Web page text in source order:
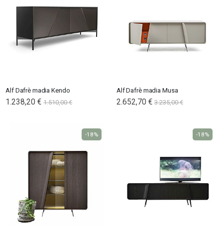
Alf Dafrè madia Kendo
1.238,20 € 1.510,00 €
Alf Dafrè madia Musa
2.652,70 € 3.235,00 €
-18% -18%